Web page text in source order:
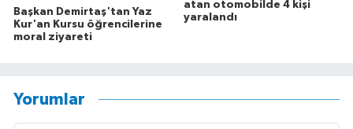
Başkan Demirtaş'tan Yaz
Kur'an Kursu öğrencilerine
moral ziyareti
atan otomobilde 4 kişi
yaralandı
Yorumlar